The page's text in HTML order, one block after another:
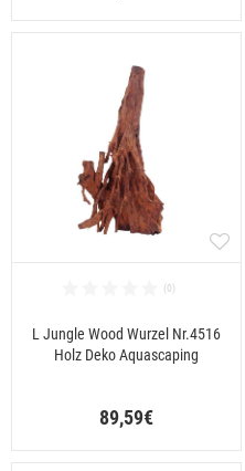
L Jungle Wood Wurzel Nr.4516
Holz Deko Aquascaping
89,59€